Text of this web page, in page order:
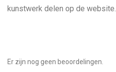
kunstwerk delen op de website.
Er zijn nog geen beoordelingen.